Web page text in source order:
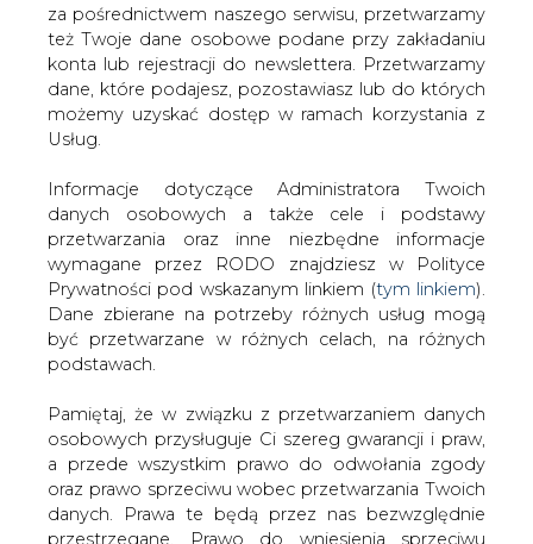
za pośrednictwem naszego serwisu, przetwarzamy
też Twoje dane osobowe podane przy zakładaniu
konta lub rejestracji do newslettera. Przetwarzamy
dane, które podajesz, pozostawiasz lub do których
możemy uzyskać dostęp w ramach korzystania z
Usług.
Informacje dotyczące Administratora Twoich
danych osobowych a także cele i podstawy
przetwarzania oraz inne niezbędne informacje
wymagane przez RODO znajdziesz w Polityce
Prywatności pod wskazanym linkiem (tym linkiem).
Dane zbierane na potrzeby różnych usług mogą
być przetwarzane w różnych celach, na różnych
podstawach.
Pamiętaj, że w związku z przetwarzaniem danych
osobowych przysługuje Ci szereg gwarancji i praw,
a przede wszystkim prawo do odwołania zgody
oraz prawo sprzeciwu wobec przetwarzania Twoich
danych. Prawa te będą przez nas bezwzględnie
przestrzegane. Prawo do wniesienia sprzeciwu
Strona główna
SERWIS INFORMACYJNY CIRE
BOŚ zmniejszył swój ślad węglowy o 49% r/r w
2020
drukuj
skomentuj
udostępnij